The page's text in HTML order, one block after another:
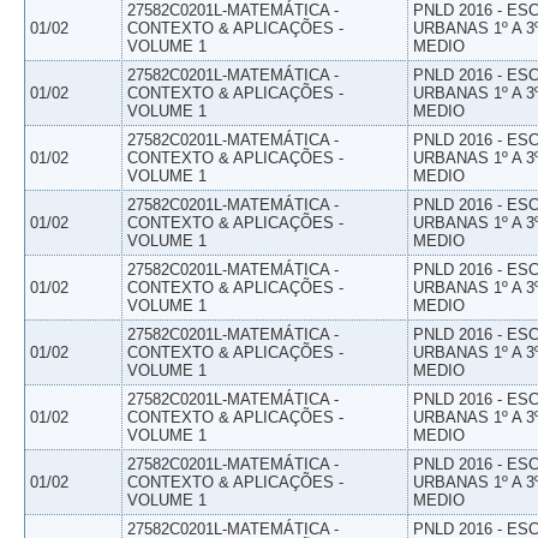
01/02
27582C0201L-MATEMÁTICA -
CONTEXTO & APLICAÇÕES -
VOLUME 1
PNLD 2016 -
URBANAS 1º A
MEDIO
01/02
27582C0201L-MATEMÁTICA -
CONTEXTO & APLICAÇÕES -
VOLUME 1
PNLD 2016 -
URBANAS 1º A
MEDIO
01/02
27582C0201L-MATEMÁTICA -
CONTEXTO & APLICAÇÕES -
VOLUME 1
PNLD 2016 -
URBANAS 1º A
MEDIO
01/02
27582C0201L-MATEMÁTICA -
CONTEXTO & APLICAÇÕES -
VOLUME 1
PNLD 2016 -
URBANAS 1º A
MEDIO
01/02
27582C0201L-MATEMÁTICA -
CONTEXTO & APLICAÇÕES -
VOLUME 1
PNLD 2016 -
URBANAS 1º A
MEDIO
01/02
27582C0201L-MATEMÁTICA -
CONTEXTO & APLICAÇÕES -
VOLUME 1
PNLD 2016 -
URBANAS 1º A
MEDIO
01/02
27582C0201L-MATEMÁTICA -
CONTEXTO & APLICAÇÕES -
VOLUME 1
PNLD 2016 -
URBANAS 1º A
MEDIO
01/02
27582C0201L-MATEMÁTICA -
CONTEXTO & APLICAÇÕES -
VOLUME 1
PNLD 2016 -
URBANAS 1º A
MEDIO
27582C0201L-MATEMÁTICA -
PNLD 2016 -